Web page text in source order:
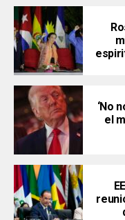
‘No
el